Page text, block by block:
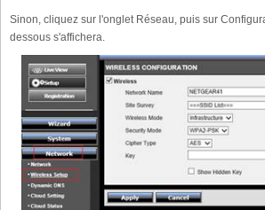
Sinon, cliquez sur l'onglet Réseau, puis sur
dessous s'affichera.